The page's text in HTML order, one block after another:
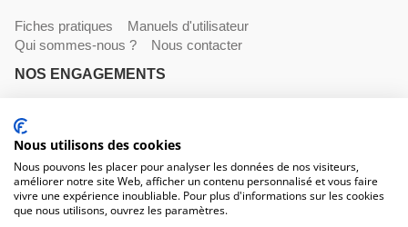
Fiches pratiques
Manuels d'utilisateur
Qui sommes-nous ?
Nous contacter
NOS ENGAGEMENTS
Livraisons
NOS COORDONNÉES
530 avenue du Roucagnier , 34400 Lunel-Viel
04 67 58 38 57
Nous utilisons des cookies
Nous pouvons les placer pour analyser les données de nos visiteurs,
améliorer notre site Web, afficher un contenu personnalisé et vous faire
vivre une expérience inoubliable. Pour plus d'informations sur les cookies
que nous utilisons, ouvrez les paramètres.